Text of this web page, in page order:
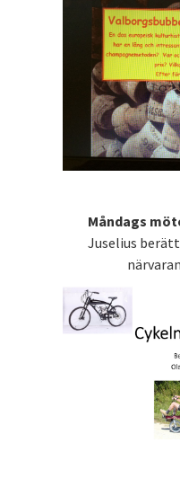
Måndags
Juselius